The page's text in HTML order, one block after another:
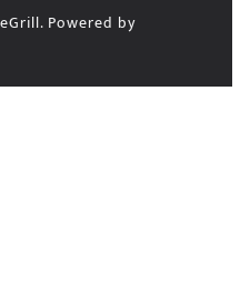
Powered by